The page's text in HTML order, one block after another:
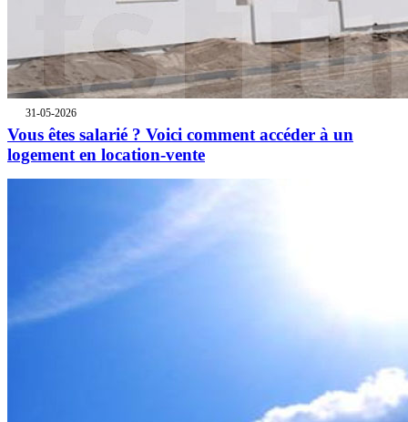
31-05-2026
Vous êtes salarié ? Voici comment accéder à un
logement en location-vente